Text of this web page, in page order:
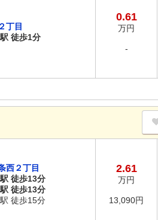
丁目
徒歩1分
0.61
万円
-
西２丁目
徒歩13分
徒歩13分
徒歩15分
2.61
万円
13,090円